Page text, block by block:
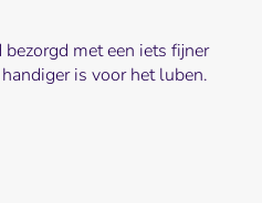
met een iets fijner
is voor het luben.